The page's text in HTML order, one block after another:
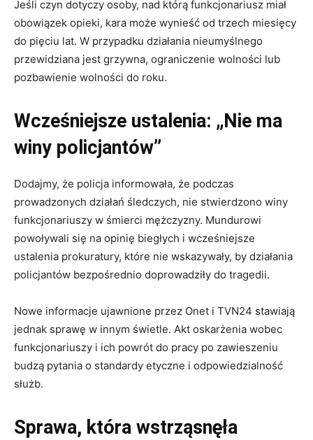
Jeśli czyn dotyczy osoby, nad którą funkcjonariusz miał
obowiązek opieki, kara może wynieść od trzech miesięcy
do pięciu lat. W przypadku działania nieumyślnego
przewidziana jest grzywna, ograniczenie wolności lub
pozbawienie wolności do roku.
Wcześniejsze ustalenia: „Nie ma
winy policjantów”
Dodajmy, że policja informowała, że podczas
prowadzonych działań śledczych, nie stwierdzono winy
funkcjonariuszy w śmierci mężczyzny. Mundurowi
powoływali się na opinię biegłych i wcześniejsze
ustalenia prokuratury, które nie wskazywały, by działania
policjantów bezpośrednio doprowadziły do tragedii.
Nowe informacje ujawnione przez Onet i TVN24 stawiają
jednak sprawę w innym świetle. Akt oskarżenia wobec
funkcjonariuszy i ich powrót do pracy po zawieszeniu
budzą pytania o standardy etyczne i odpowiedzialność
służb.
Sprawa, która wstrząsnęła